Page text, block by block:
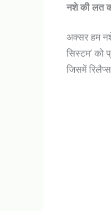
नशे की लत
अक्सर हम
सिस्टम’ को
जिसमें